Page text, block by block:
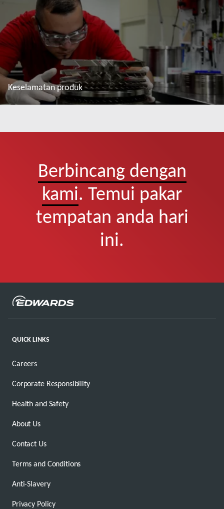
Keselamatan produk
Berbincang dengan
kami. Temui pakar
tempatan anda hari
ini.
QUICK LINKS
Careers
Corporate Responsibility
Health and Safety
About Us
Contact Us
Terms and Conditions
Anti-Slavery
Privacy Policy